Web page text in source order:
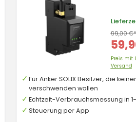
99,00 €*
Preis mit
Versand
Für Anker SOLIX Besitzer, die
verschwenden wollen
Echtzeit-Verbrauchsmessung in
Steuerung per App